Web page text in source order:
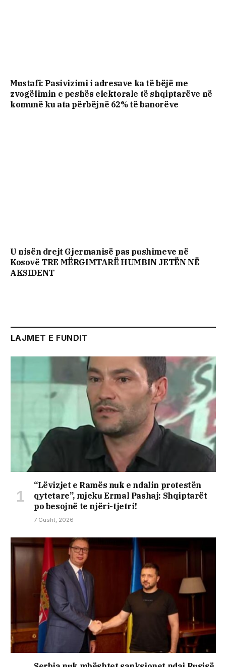
Mustafi: Pasivizimi i adresave ka të bëjë me
zvogëlimin e peshës elektorale të shqiptarëve në
komunë ku ata përbëjnë 62% të banorëve
U nisën drejt Gjermanisë pas pushimeve në
Kosovë TRE MËRGIMTARË HUMBIN JETËN NË
AKSIDENT
LAJMET E FUNDIT
“Lëvizjet e Ramës nuk e ndalin protestën
qytetare”, mjeku Ermal Pashaj: Shqiptarët
po besojnë te njëri-tjetri!
7 Gusht, 2026